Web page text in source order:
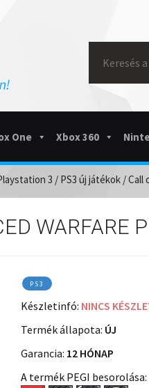
for:
One Xbox 360
3 / PS3 új játékok/ Call
WARFARE
PS3
Készletinfó: NINCS
Termék állapota: ÚJ
Garancia: 12 HÓNAP
A termék PEGI besorolása: